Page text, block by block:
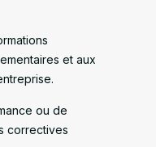
et aux
ou de
correctives